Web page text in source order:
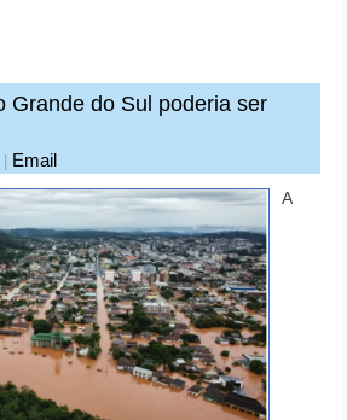
Grande do Sul poderia ser
Email
A